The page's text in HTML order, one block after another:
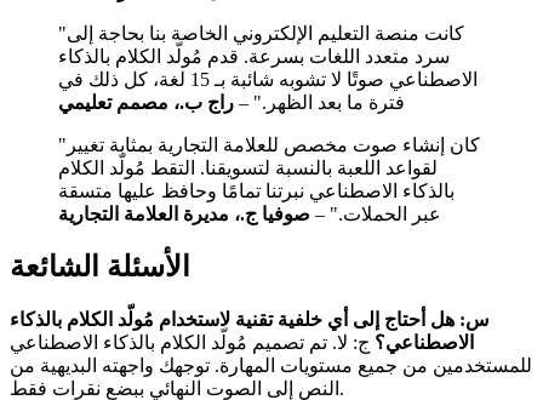
"كانت منصة التعليم الإلكتروني الخاصة بنا بحاجة إلى
سرد متعدد اللغات بسرعة. قدم مُولّد الكلام بالذكاء
الاصطناعي صوتًا لا تشوبه شائبة بـ 15 لغة، كل ذلك في
فترة ما بعد الظهر." – راج ب.، مصمم تعليمي
"كان إنشاء صوت مخصص للعلامة التجارية بمثابة تغيير
لقواعد اللعبة بالنسبة لتسويقنا. التقط مُولّد الكلام
بالذكاء الاصطناعي نبرتنا تمامًا وحافظ عليها متسقة
عبر الحملات." – صوفيا ج.، مديرة العلامة التجارية
الأسئلة الشائعة
س: هل أحتاج إلى أي خلفية تقنية لاستخدام مُولّد الكلام بالذكاء
الاصطناعي؟ ج: لا. تم تصميم مُولّد الكلام بالذكاء الاصطناعي
للمستخدمين من جميع مستويات المهارة. توجهك واجهته البديهية من
النص إلى الصوت النهائي ببضع نقرات فقط.